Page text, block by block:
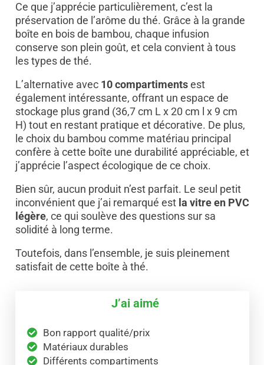
Ce que j’apprécie particulièrement, c’est la
préservation de l’arôme du thé. Grâce à la grande
boîte en bois de bambou, chaque infusion
conserve son plein goût, et cela convient à tous
les types de thé.
L’alternative avec 10 compartimentsest
également intéressante, offrant un espace de
stockage plus grand (36,7 cm L x 20 cm l x 9 cm
H) tout en restant pratique et décorative. De plus,
le choix du bambou comme matériau principal
confère à cette boîte une durabilité appréciable, et
j’apprécie l’aspect écologique de ce choix.
Bien sûr, aucun produit n’est parfait. Le seul petit
inconvénient que j’ai remarqué est la vitre en PVC
légère, ce qui soulève des questions sur sa
solidité à long terme.
Toutefois, dans l’ensemble, je suis pleinement
satisfait de cette boîte à thé.
J’ai aimé
Bon rapport qualité/prix
Matériaux durables
Différents compartiments